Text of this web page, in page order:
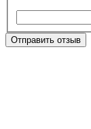
Отправить отзыв